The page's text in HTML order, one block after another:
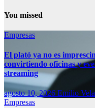
You missed
Empresas
El plató ya no es
convirtiendo oficinas y
streaming
agosto 10, 2026 Emilio
Empresas